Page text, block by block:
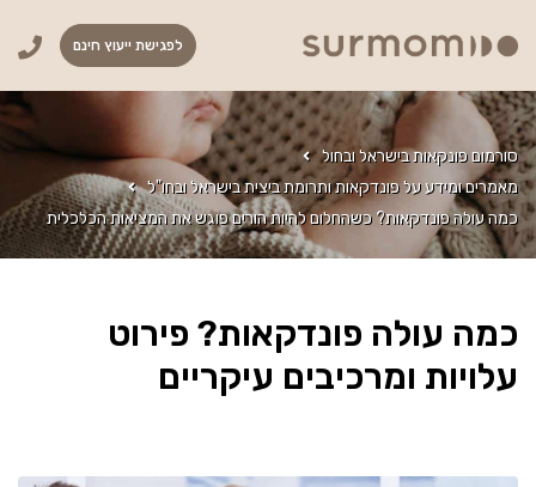
לפגישת ייעוץ חינם
סורמום פונקאות בישראל ובחול
מאמרים ומידע על פונדקאות ותרומת ביצית בישראל ובחו"ל
כמה עולה פונדקאות? כשהחלום להיות הורים פוגש את המציאות הכלכלית
כמה עולה פונדקאות? פירוט
עלויות ומרכיבים עיקריים